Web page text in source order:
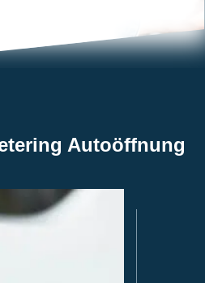
Autoöffnung